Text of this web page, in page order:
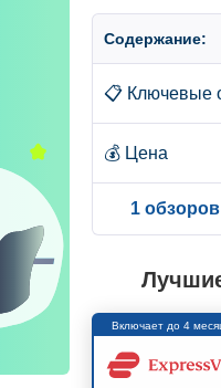
Содержание:
📋 Ключевые
💰 Цена
1
Включает до 4